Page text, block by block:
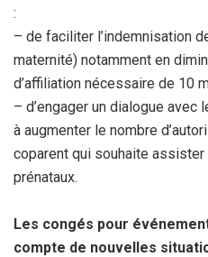
:
– de faciliter l’indemnisation
maternité) notamment en
d’affiliation nécessaire de 10
– d’engager un dialogue
à augmenter le nombre
coparent qui souhaite
prénataux.
Les congés pour
compte de nouvelles